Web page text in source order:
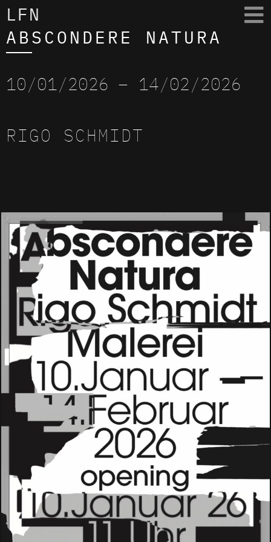
LFN
ABSCONDERE NATURA
10/01/2026 – 14/02/2026
RIGO SCHMIDT